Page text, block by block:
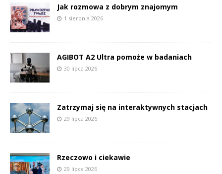
Jak rozmowa z dobrym znajomym
1 sierpnia 2026
AGIBOT A2 Ultra pomoże w badaniach
30 lipca 2026
Zatrzymaj się na interaktywnych stacjach
29 lipca 2026
Rzeczowo i ciekawie
29 lipca 2026